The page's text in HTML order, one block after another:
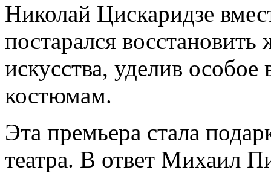
Николай Цискаридзе
постарался
искусства, уделив
костюмам.
Эта премьера стала
театра. В ответ Михаил